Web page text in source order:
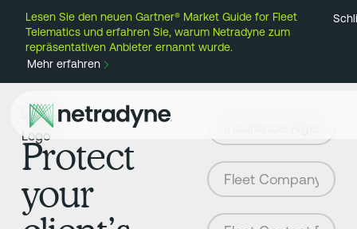
Lesen Sie den neuen Gartner® Market Guide for Fleet
Telematics und erfahren Sie, warum Netradyne zum
repräsentativen Anbieter ernannt wurde.
Mehr erfahren
Protect
your